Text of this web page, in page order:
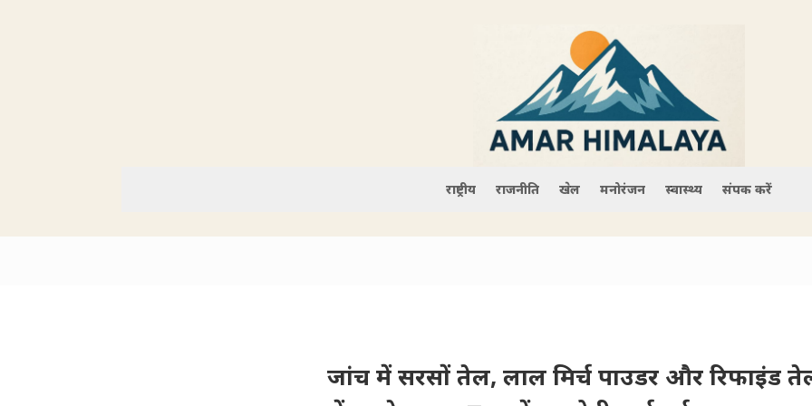
राष्ट्रीय राजनीति खेल मनोरंजन स्वास्थ्य संपर्क करें
जांच में सरसों तेल, लाल मिर्च पाउडर और रिफाइंड